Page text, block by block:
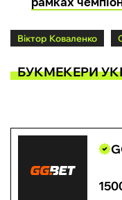
Віктор Коваленко
БУКМЕКЕРИ